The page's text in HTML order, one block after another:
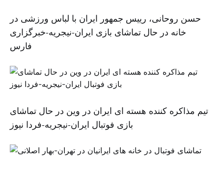
حسن روحانی، رییس جمهور ایران با لباس ورزشی در
خانه در حال تماشای بازی ایران-نیجریه-خبرگزاری
فارس
تیم مذاکره کننده هسته ای ایران در وین در حال تماشای
بازی فوتبال ایران-نیجریه-فردا نیوز